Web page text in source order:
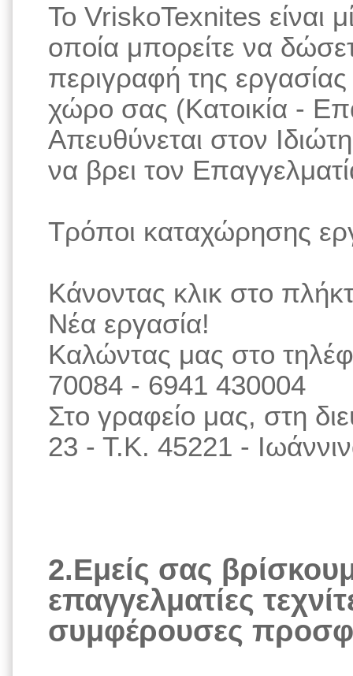
Το VriskoTexnites είναι
οποία μπορείτε να
περιγραφή της
χώρο σας (Κατοικία -
Απευθύνεται στον
να βρει τον
Τρόποι καταχώρησης
Κάνοντας κλικ στο
Νέα εργασία!
Καλώντας μας στο
70084 - 6941 430004
Στο γραφείο μας, στη
23 - Τ.Κ. 45221 -
2.Εμείς σας
επαγγελματίες
συμφέρουσες